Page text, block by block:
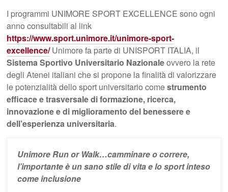
I programmi UNIMORE SPORT EXCELLENCE sono ogni
anno consultabili al link
https://www.sport.unimore.it/unimore-sport-
excellence/Unimore fa parte di UNISPORT ITALIA, il
Sistema Sportivo Universitario Nazionaleovvero la rete
degli Atenei italiani che si propone la finalità di valorizzare
le potenzialità dello sport universitario comestrumento
efficace e trasversale di formazione, ricerca,
innovazione e di miglioramento del benessere e
dell’esperienza universitaria.
Unimore Run or Walk…camminare o correre,
l’importante è un sano stile di vita e lo sport inteso
come inclusione